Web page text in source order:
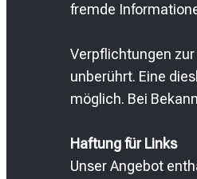
fremde
Verpflichtungen
unberührt. Eine
möglich. Bei
Haftung für Links
Unser Angebot